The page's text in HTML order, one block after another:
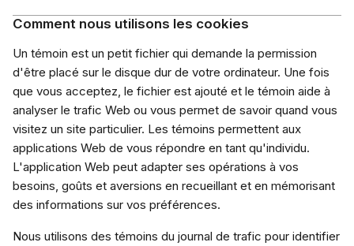
Comment nous utilisons les cookies
Un témoin est un petit fichier qui demande la permission
d'être placé sur le disque dur de votre ordinateur. Une fois
que vous acceptez, le fichier est ajouté et le témoin aide à
analyser le trafic Web ou vous permet de savoir quand vous
visitez un site particulier. Les témoins permettent aux
applications Web de vous répondre en tant qu'individu.
L'application Web peut adapter ses opérations à vos
besoins, goûts et aversions en recueillant et en mémorisant
des informations sur vos préférences.
Nous utilisons des témoins du journal de trafic pour identifier